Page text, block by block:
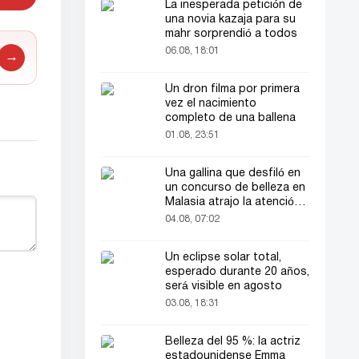
→
La inesperada petición de
una novia kazaja para su
mahr sorprendió a todos
06.08, 18:01
Un dron filma por primera
vez el nacimiento
completo de una ballena
01.08, 23:51
Una gallina que desfiló en
un concurso de belleza en
Malasia atrajo la atención
del público
04.08, 07:02
Un eclipse solar total,
esperado durante 20 años,
será visible en agosto
03.08, 18:31
Belleza del 95 %: la actriz
estadounidense Emma